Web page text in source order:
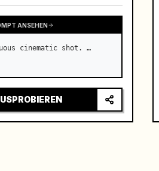
ANSEHEN
cinematic shot. …